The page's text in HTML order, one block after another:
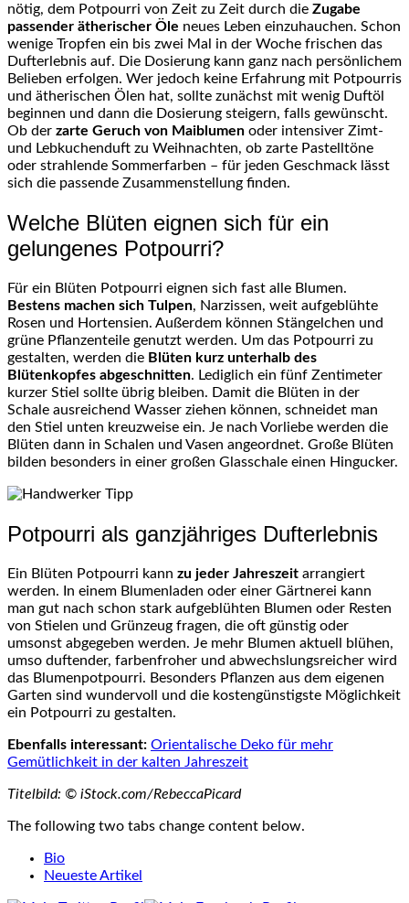
nötig, dem Potpourri von Zeit zu Zeit durch die Zugabe
passender ätherischer Öle neues Leben einzuhauchen. Schon
wenige Tropfen ein bis zwei Mal in der Woche frischen das
Dufterlebnis auf. Die Dosierung kann ganz nach persönlichem
Belieben erfolgen. Wer jedoch keine Erfahrung mit Potpourris
und ätherischen Ölen hat, sollte zunächst mit wenig Duftöl
beginnen und dann die Dosierung steigern, falls gewünscht.
Ob der zarte Geruch von Maiblumen oder intensiver Zimt-
und Lebkuchenduft zu Weihnachten, ob zarte Pastelltöne
oder strahlende Sommerfarben – für jeden Geschmack lässt
sich die passende Zusammenstellung finden.
Welche Blüten eignen sich für ein
gelungenes Potpourri?
Für ein Blüten Potpourri eignen sich fast alle Blumen.
Bestens machen sich Tulpen, Narzissen, weit aufgeblühte
Rosen und Hortensien. Außerdem können Stängelchen und
grüne Pflanzenteile genutzt werden. Um das Potpourri zu
gestalten, werden die Blüten kurz unterhalb des
Blütenkopfes abgeschnitten. Lediglich ein fünf Zentimeter
kurzer Stiel sollte übrig bleiben. Damit die Blüten in der
Schale ausreichend Wasser ziehen können, schneidet man
den Stiel unten kreuzweise ein. Je nach Vorliebe werden die
Blüten dann in Schalen und Vasen angeordnet. Große Blüten
bilden besonders in einer großen Glasschale einen Hingucker.
Potpourri als ganzjähriges Dufterlebnis
Ein Blüten Potpourri kann zu jeder Jahreszeit arrangiert
werden. In einem Blumenladen oder einer Gärtnerei kann
man gut nach schon stark aufgeblühten Blumen oder Resten
von Stielen und Grünzeug fragen, die oft günstig oder
umsonst abgegeben werden. Je mehr Blumen aktuell blühen,
umso duftender, farbenfroher und abwechslungsreicher wird
das Blumenpotpourri. Besonders Pflanzen aus dem eigenen
Garten sind wundervoll und die kostengünstigste Möglichkeit
ein Potpourri zu gestalten.
Ebenfalls interessant: Orientalische Deko für mehr
Gemütlichkeit in der kalten Jahreszeit
Titelbild: © iStock.com/RebeccaPicard
The following two tabs change content below.
Bio
Neueste Artikel